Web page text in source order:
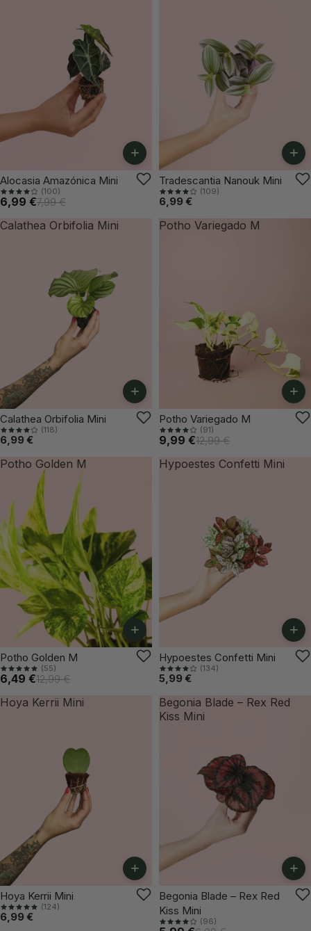
-12%
+
Alocasia Amazónica Mini
(100)
6,99 €7,99 €
+
Tradescantia Nanouk Mini
(109)
6,99 €
Calathea Orbifolia Mini
+
Calathea Orbifolia Mini
(118)
6,99 €
Potho Variegado M
-23%
+
Potho Variegado M
(91)
9,99 €12,99 €
Potho Golden M
-50%
+
Potho Golden M
(55)
6,49 €12,99 €
Hypoestes Confetti Mini
ÚLTIMAS UNIDADES
+
Hypoestes Confetti Mini
(134)
5,99 €
Hoya Kerrii Mini
+
Hoya Kerrii Mini
(124)
6,99 €
Begonia Blade – Rex Red
Kiss Mini
-14%
+
Begonia Blade – Rex Red
Kiss Mini
(96)